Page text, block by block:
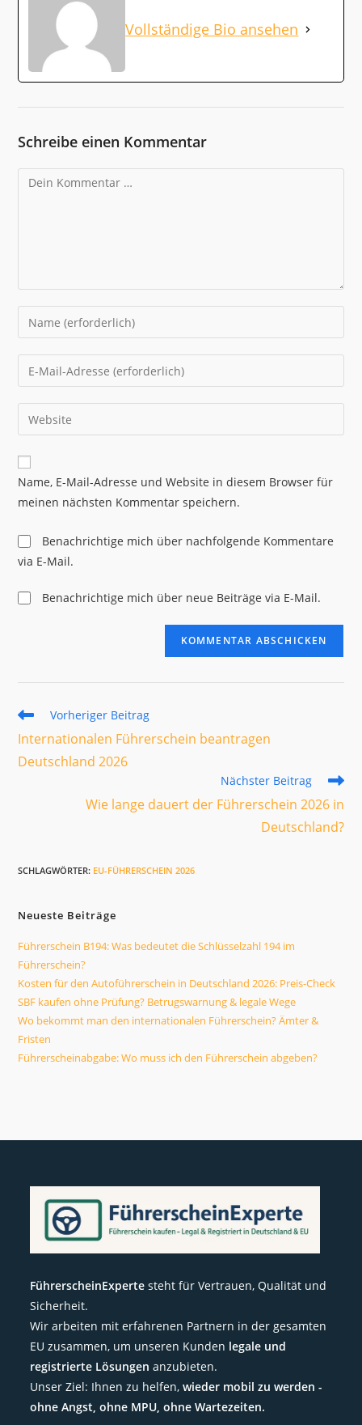
Vollständige Bio ansehen
Schreibe einen Kommentar
Kommentar
Gib
deinen
Namen
oder
zum
Kommentieren
ein
Gib
deine
E-
Mail-
zum
Kommentieren
ein
Gib
deine
Website-
URL
Name, E-Mail-Adresse und Website in diesem Browser für
meinen nächsten Kommentar speichern.
Benachrichtige mich über nachfolgende Kommentare
via E-Mail.
Benachrichtige mich über neue Beiträge via E-Mail.
Weitere
ansehen
Vorheriger Beitrag
Internationalen Führerschein beantragen
Deutschland 2026
Nächster Beitrag
Wie lange dauert der Führerschein 2026 in
Deutschland?
SCHLAGWÖRTER: EU-FÜHRERSCHEIN 2026
Neueste Beiträge
Führerschein B194: Was bedeutet die Schlüsselzahl 194 im
Führerschein?
Kosten für den Autoführerschein in Deutschland 2026: Preis-Check
SBF kaufen ohne Prüfung? Betrugswarnung & legale Wege
Wo bekommt man den internationalen Führerschein? Ämter &
Fristen
Führerscheinabgabe: Wo muss ich den Führerschein abgeben?
FührerscheinExperte steht für Vertrauen, Qualität und
Sicherheit.
Wir arbeiten mit erfahrenen Partnern in der gesamten
EU zusammen, um unseren Kunden legale und
registrierte Lösungen anzubieten.
Unser Ziel: Ihnen zu helfen,wieder mobil zu werden -
ohne Angst, ohne MPU, ohne Wartezeiten.